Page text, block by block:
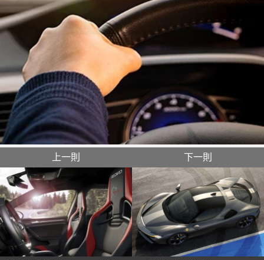
上一則 下一則